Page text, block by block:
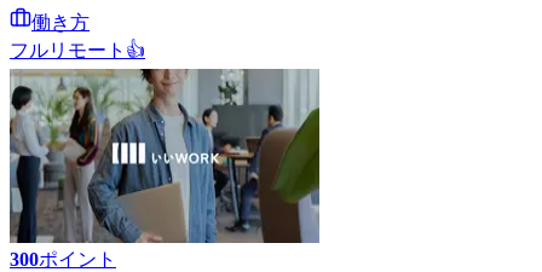
働き方
フルリモート 👍
300ポイント